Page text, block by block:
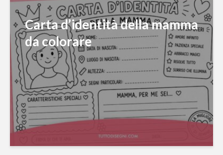
Carta d’identità della mamma
da colorare